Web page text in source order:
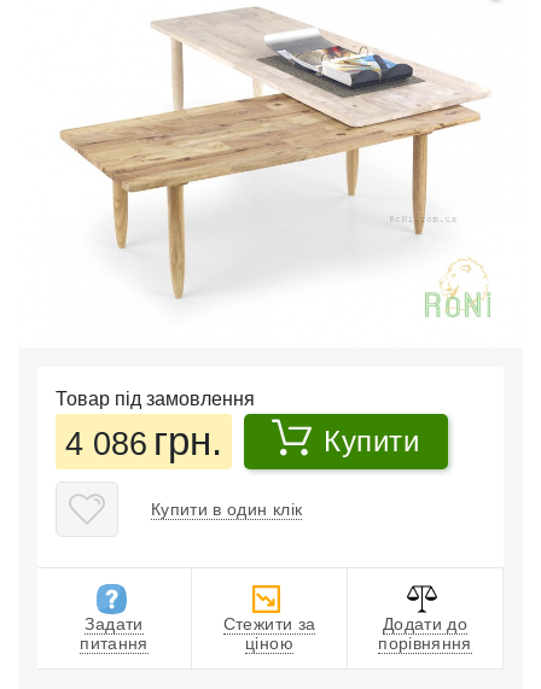
Товар під замовлення
4 086 грн. Купити
Купити в один клік
Задати
питання
Стежити за
ціною
Додати до
порівняння